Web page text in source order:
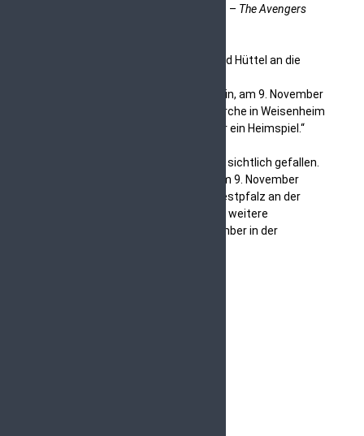
sowie – als geforderte Zugabe – The Avengers
Am Ende wandte sich Dirigent Gerhard Hüttel an die
„Im Gegenzug laden wir Sie herzlich ein, am 9. November
unsere Gäste in der evangelischen Kirche in Weisenheim
am Sand zu sein. Dort haben dann wir ein Heimspiel.“
Den Musiker*innen hat das Gastspiel sichtlich gefallen.
Nun freut sich ConcertBoB darauf, am 9. November
möglichst viele Fans auch aus der Westpfalz an der
Weinstraße begrüßen zu dürfen. Eine weitere
Gelegenheit bietet sich am 15. November in der